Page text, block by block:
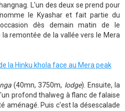
L'un des deux se prend pour
le Kyashar et fait partie du
dès demain matin de le
remontée de la vallée vers le Mera
(40mn, 3750m, lodge). Ensuite, la
profond thalweg à flanc de falaise
aménagé. Puis c'est la désescalade